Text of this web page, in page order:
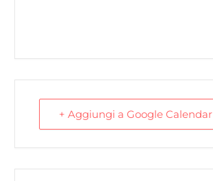
+ Aggiungi a Google Calendar